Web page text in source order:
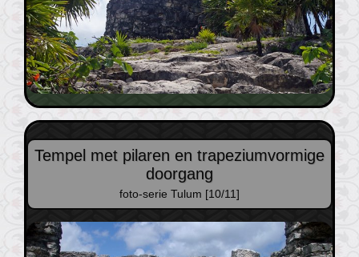
Tempel met pilaren en trapeziumvormige
doorgang
foto-serie Tulum [10/11]